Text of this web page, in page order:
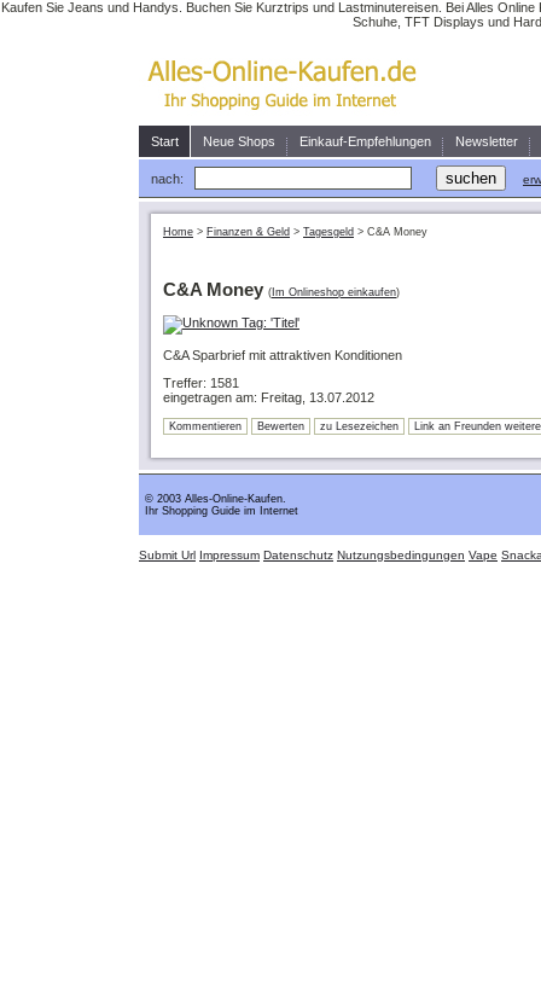
Kaufen Sie Jeans und Handys. Buchen Sie Kurztrips und Lastminutereisen. Bei Alles
Schuhe, TFT Displays und
Start Neue Shops Einkauf-Empfehlungen Newsletter
nach:
Home > Finanzen & Geld > Tagesgeld > C&A Money
C&A Money ( Im Onlineshop einkaufen)
C&A Sparbrief mit attraktiven Konditionen
Treffer: 1581
eingetragen am: Freitag, 13.07.2012
Kommentieren Bewerten zu Lesezeichen Link an Freunden
© 2003 Alles-Online-Kaufen.
Ihr Shopping Guide im Internet
Submit Url Impressum Datenschutz Nutzungsbedingungen Vape